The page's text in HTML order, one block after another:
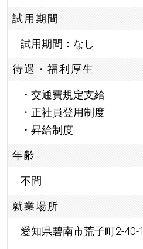
試用期間
試用期間：なし
待遇・福利厚生
・交通費規定支給
・正社員登用制度
・昇給制度
年齢
不問
就業場所
愛知県碧南市荒子町2-40-1